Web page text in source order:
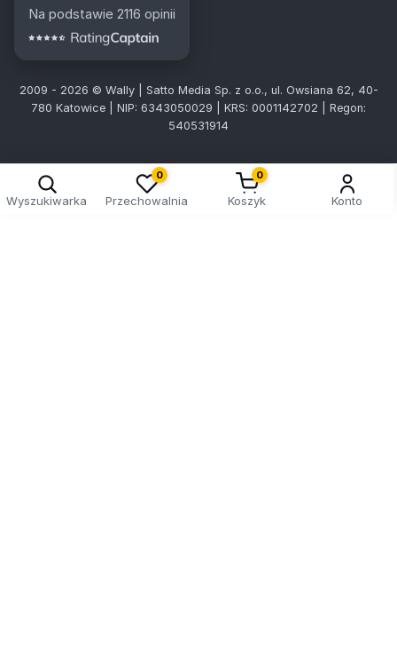
Na podstawie 2116 opinii
2009 - 2026 © Wally | Satto Media Sp. z o.o., ul. Owsiana 62, 40-
780 Katowice | NIP: 6343050029 | KRS: 0001142702 | Regon:
540531914
Wyszukiwarka
0
Przechowalnia
0
Koszyk Konto
Kreator doboru tablic